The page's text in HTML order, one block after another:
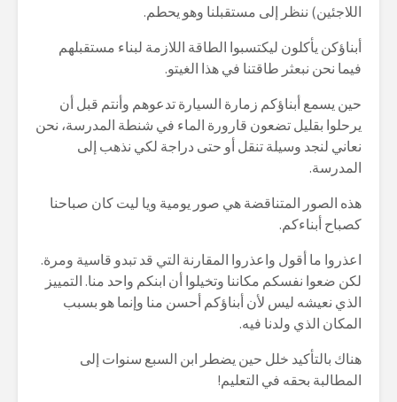
اللاجئين) ننظر إلى مستقبلنا وهو يحطم.
أبناؤكن يأكلون ليكتسبوا الطاقة اللازمة لبناء مستقبلهم
فيما نحن نبعثر طاقتنا في هذا الغيتو.
حين يسمع أبناؤكم زمارة السيارة تدعوهم وأنتم قبل أن
يرحلوا بقليل تضعون قارورة الماء في شنطة المدرسة، نحن
نعاني لنجد وسيلة تنقل أو حتى دراجة لكي نذهب إلى
المدرسة.
هذه الصور المتناقضة هي صور يومية ويا ليت كان صباحنا
كصباح أبناءكم.
اعذروا ما أقول واعذروا المقارنة التي قد تبدو قاسية ومرة.
لكن ضعوا نفسكم مكاننا وتخيلوا أن ابنكم واحد منا. التمييز
الذي نعيشه ليس لأن أبناؤكم أحسن منا وإنما هو بسبب
المكان الذي ولدنا فيه.
هناك بالتأكيد خلل حين يضطر ابن السبع سنوات إلى
المطالبة بحقه في التعليم!